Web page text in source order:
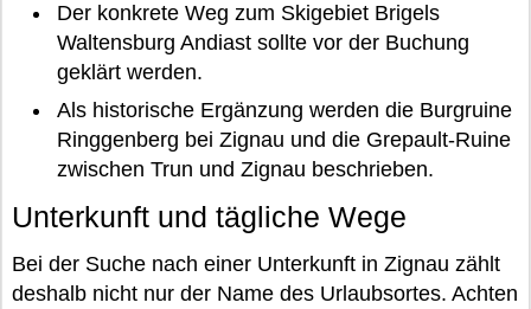
Der konkrete Weg zum Skigebiet Brigels
Waltensburg Andiast sollte vor der Buchung
geklärt werden.
Als historische Ergänzung werden die Burgruine
Ringgenberg bei Zignau und die Grepault-Ruine
zwischen Trun und Zignau beschrieben.
Unterkunft und tägliche Wege
Bei der Suche nach einer Unterkunft in Zignau zählt
deshalb nicht nur der Name des Urlaubsortes. Achten